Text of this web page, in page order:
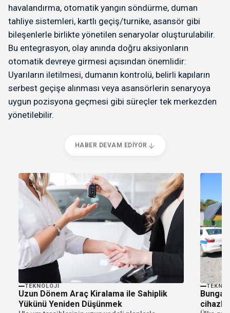
havalandırma, otomatik yangın söndürme, duman
tahliye sistemleri, kartlı geçiş/turnike, asansör gibi
bileşenlerle birlikte yönetilen senaryolar oluşturulabilir.
Bu entegrasyon, olay anında doğru aksiyonların
otomatik devreye girmesi açısından önemlidir:
Uyarıların iletilmesi, dumanın kontrolü, belirli kapıların
serbest geçişe alınması veya asansörlerin senaryoya
uygun pozisyona geçmesi gibi süreçler tek merkezden
yönetilebilir.
HABER DEVAM EDIYOR
TEKNOLOJI
Uzun Dönem Araç Kiralama ile Sahiplik
Yükünü Yeniden Düşünmek